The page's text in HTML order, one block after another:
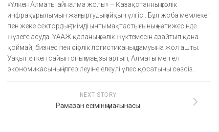
«Үлкен Алматы айналма жолы» – Қазақстанның көлік
инфрақұрылымын жаңғыртудың айқын үлгісі. Бұл жоба мемлекет
пен жеке сектордың тиімді ынтымақтастығының нәтижесінде
жүзеге асуда. ҮААЖ қаланың көлік жүктемесін азайтып қана
қоймай, бизнес пен өңірлік логистиканың дамуына жол ашты.
Уақыт өткен сайын оның маңызы артып, Алматы мен ел
экономикасының ілгерілеуіне елеулі үлес қосатыны сөзсіз.
NEXT STORY
Рамазан есімінің мағынасы